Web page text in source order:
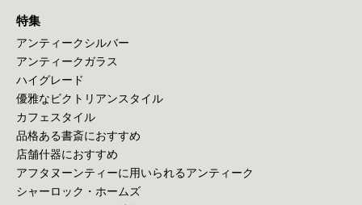
特集
アンティークシルバー
アンティークガラス
ハイグレード
優雅なビクトリアンスタイル
カフェスタイル
品格ある書斎におすすめ
店舗什器におすすめ
アフタヌーンティーに用いられるアンティーク
シャーロック・ホームズ